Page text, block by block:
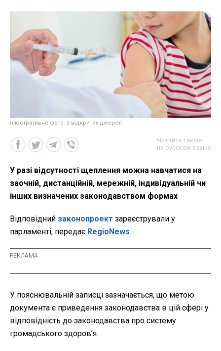
ілюстративне фото: з відкритих джерел
Читайте также
на русском языке
У разі відсутності щеплення можна навчатися на
заочній, дистанційній, мережній, індивідуальній чи
інших визначених законодавством формах
Відповідний законопроект зареєстрували у
парламенті, передає RegioNews.
У пояснювальній записці зазначається, що метою
документа є приведення законодавства в цій сфері у
відповідність до законодавства про систему
громадського здоровʼя.